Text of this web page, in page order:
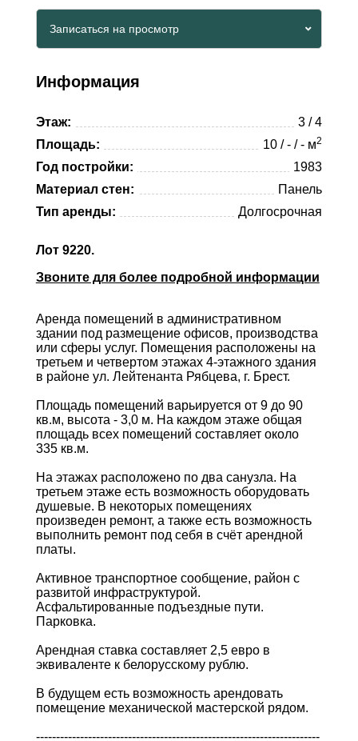
Viber
Записаться на просмотр
Telegram
Информация
Этаж:
3 / 4
Площадь:
10 / - / - м2
Год постройки:
1983
Материал стен:
Панель
Тип аренды:
Долгосрочная
Лот 9220.
Звоните для более подробной информации
Аренда помещений в административном
здании под размещение офисов, производства
или сферы услуг. Помещения расположены на
третьем и четвертом этажах 4-этажного здания
в районе ул. Лейтенанта Рябцева, г. Брест.
Площадь помещений варьируется от 9 до 90
кв.м, высота - 3,0 м. На каждом этаже общая
площадь всех помещений составляет около
335 кв.м.
На этажах расположено по два санузла. На
третьем этаже есть возможность оборудовать
душевые. В некоторых помещениях
произведен ремонт, а также есть возможность
выполнить ремонт под себя в счёт арендной
платы.
Активное транспортное сообщение, район с
развитой инфраструктурой.
Асфальтированные подъездные пути.
Парковка.
Арендная ставка составляет 2,5 евро в
эквиваленте к белорусскому рублю.
В будущем есть возможность арендовать
помещение механической мастерской рядом.
-----------------------------------------------------------------------